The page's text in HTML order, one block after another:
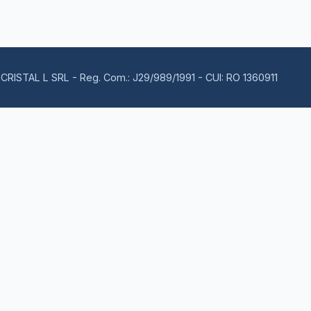
L SRL - Reg. Com.: J29/989/1991 - CUI: RO 1360911